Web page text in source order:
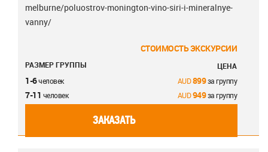
melburne/poluostrov-monington-vino-siri-i-mineralnye-
vanny/
СТОИМОСТЬ ЭКСКУРСИИ
РАЗМЕР ГРУППЫ ЦЕНА
1-6человек 899за группу
7-11 человек 949за группу
ЗАКАЗАТЬ